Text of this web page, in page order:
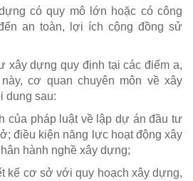
có quy mô lớn hoặc có công
an toàn, lợi ích cộng đồng sử
xây dựng quy định tại các điểm a,
cơ quan chuyên môn về xây
dung sau:
của pháp luật về lập dự án đầu tư
điều kiện năng lực hoạt động xây
hành nghề xây dựng;
kế cơ sở với quy hoạch xây dựng,